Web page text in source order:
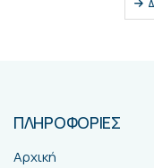
ΠΛΗΡΟΦΟΡΙΕΣ
Αρχική